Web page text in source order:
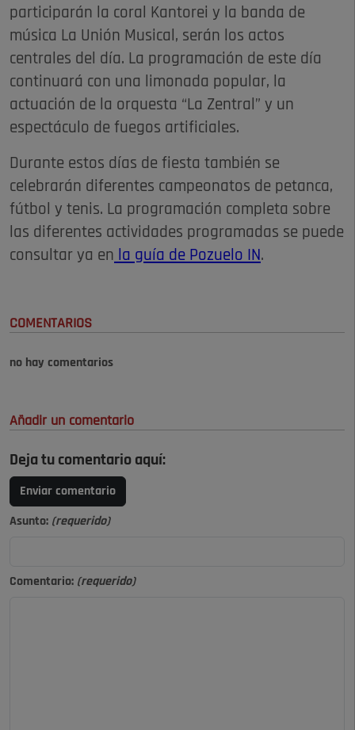
participarán la coral Kantorei y la banda de
música La Unión Musical, serán los actos
centrales del día. La programación de este día
continuará con una limonada popular, la
actuación de la orquesta “La Zentral” y un
espectáculo de fuegos artificiales.
Durante estos días de fiesta también se
celebrarán diferentes campeonatos de petanca,
fútbol y tenis. La programación completa sobre
las diferentes actividades programadas se puede
consultar ya en la guía de Pozuelo IN.
COMENTARIOS
no hay comentarios
Añadir un comentario
Deja tu comentario aquí:
Enviar comentario
Asunto: (requerido)
Comentario: (requerido)